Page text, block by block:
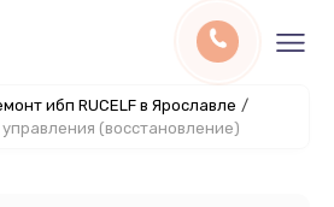
ибп RUCELF в Ярославле /
(восстановление)